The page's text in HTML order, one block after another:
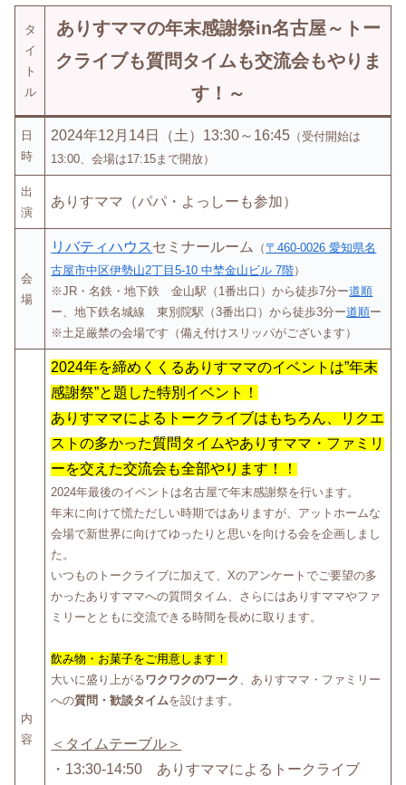
タ
イ
ト
ル
ありすママの年末感謝祭in名古屋～トー
クライブも質問タイムも交流会もやりま
す！～
日
時
2024年12月14日（土）13:30～16:45 （受付開始は
13:00、会場は17:15まで開放）
出
演
ありすママ （パパ ・ よっしー も参加）
会
場
リバティハウスセミナールーム （〒460-0026 愛知県名
古屋市中区伊勢山2丁目5-10 中埜金山ビル 7階）
※JR・名鉄・地下鉄 金山駅（1番出口）から徒歩7分ー道順
ー、地下鉄名城線 東別院駅（3番出口）から徒歩3分ー道順ー
※土足厳禁の会場です（備え付けスリッパがございます）
内
容
2024年を締めくくるありすママのイベントは”年末
感謝祭”と題した特別イベント！
ありすママによるトークライブはもちろん、リクエ
ストの多かった質問タイムやありすママ・ファミリ
ーを交えた交流会も全部やります！！
2024年最後のイベントは名古屋で年末感謝祭を行います。
年末に向けて慌ただしい時期ではありますが、アットホームな
会場で新世界に向けてゆったりと思いを向ける会を企画しまし
た。
いつものトークライブに加えて、Xのアンケートでご要望の多
かったありすママへの質問タイム、さらにはありすママやファ
ミリーとともに交流できる時間を長めに取ります。
飲み物・お菓子をご用意します！
大いに盛り上がるワクワクのワーク
、ありすママ・ファミリー
への質問・歓談タイムを設けます。
＜タイムテーブル＞
・13:30-14:50 ありすママによるトークライブ